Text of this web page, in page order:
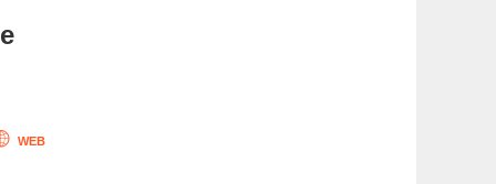
WEB